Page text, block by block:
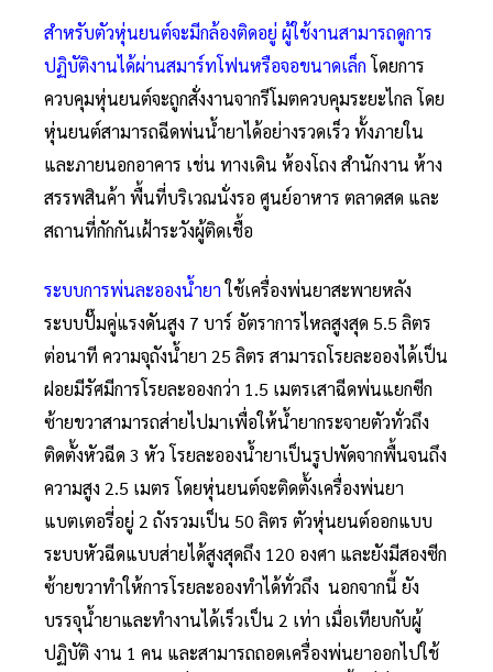
สำหรับตัวหุ่นยนต์จะมีกล้องติดอยู่ ผู้ใช้งานสามารถดูการ
ปฏิบัติงานได้ผ่านสมาร์ทโฟนหรือจอขนาดเล็ก โดยการ
ควบคุมหุ่นยนต์จะถูกสั่งงานจากรีโมตควบคุมระยะไกล โดย
หุ่นยนต์สามารถฉีดพ่นน้ำยาได้อย่างรวดเร็ว ทั้งภายใน
และภายนอกอาคาร เช่น ทางเดิน ห้องโถง สำนักงาน ห้าง
สรรพสินค้า พื้นที่บริเวณนั่งรอ ศูนย์อาหาร ตลาดสด และ
สถานที่กักกันเฝ้าระวังผู้ติดเชื้อ
ระบบการพ่นละอองน้ำยาใช้เครื่องพ่นยาสะพายหลัง
ระบบปั๊มคู่แรงดันสูง 7 บาร์ อัตราการไหลสูงสุด 5.5 ลิตร
ต่อนาที ความจุถังน้ำยา 25 ลิตร สามารถโรยละอองได้เป็น
ฝอยมีรัศมีการโรยละอองกว่า 1.5 เมตรเสาฉีดพ่นแยกซีก
ซ้ายขวาสามารถส่ายไปมาเพื่อให้น้ำยากระจายตัวทั่วถึง
ติดตั้งหัวฉีด 3 หัว โรยละอองน้ำยาเป็นรูปพัดจากพื้นจนถึง
ความสูง 2.5 เมตร โดยหุ่นยนต์จะติดตั้งเครื่องพ่นยา
แบตเตอรี่อยู่ 2 ถังรวมเป็น 50 ลิตร ตัวหุ่นยนต์ออกแบบ
ระบบหัวฉีดแบบส่ายได้สูงสุดถึง 120 องศา และยังมีสองซีก
ซ้ายขวาทำให้การโรยละอองทำได้ทั่วถึง นอกจากนี้ ยัง
บรรจุน้ำยาและทำงานได้เร็วเป็น 2 เท่า เมื่อเทียบกับผู้
ปฏิบัติ งาน 1 คน และสามารถถอดเครื่องพ่นยาออกไปใช้